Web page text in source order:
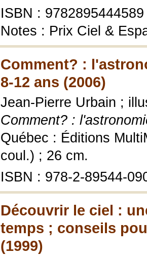
ISBN : 9782895444589
Notes : Prix Ciel &
Comment? :
8-12 ans (2006)
Jean-Pierre Urbain ;
Comment? :
Québec : Éditions
coul.) ; 26 cm.
ISBN : 978-2-89544-
Découvrir le ciel :
temps ; conseils
(1999)